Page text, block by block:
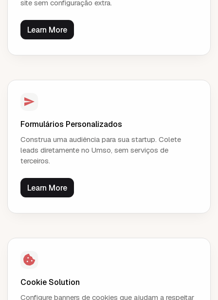
site sem configuração extra.
Learn More
Formulários Personalizados
Construa uma audiência para sua startup. Colete
leads diretamente no Umso, sem serviços de
terceiros.
Learn More
Cookie Solution
Configure banners de cookies que ajudam a respeitar